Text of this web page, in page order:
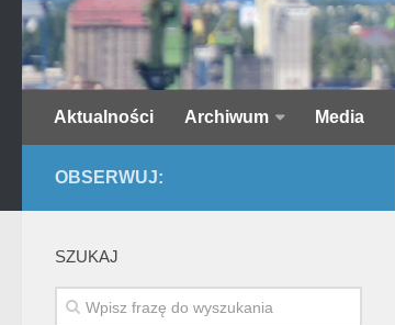
Aktualności Archiwum Media
OBSERWUJ:
SZUKAJ